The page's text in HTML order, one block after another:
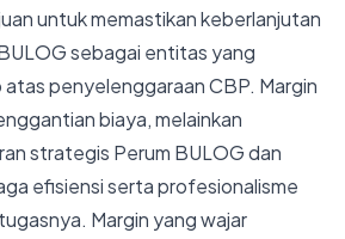
untuk memastikan keberlanjutan
sebagai entitas yang
penyelenggaraan CBP. Margin
biaya, melainkan
strategis Perum BULOG dan
efisiensi serta profesionalisme
Margin yang wajar